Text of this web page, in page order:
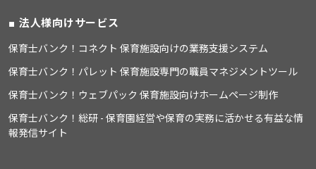
法人様向けサービス
保育士バンク！コネクト 保育施設向けの業務支援システム
保育士バンク！パレット 保育施設専門の職員マネジメントツール
保育士バンク！ウェブパック 保育施設向けホームページ制作
保育士バンク！総研 - 保育園経営や保育の実務に活かせる有益な情
報発信サイト